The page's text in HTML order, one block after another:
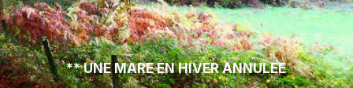
** UNE MARE EN HIVER ANNULEE